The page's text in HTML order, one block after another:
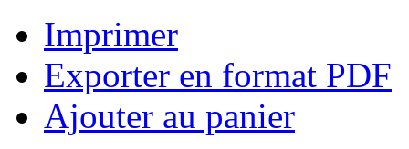
Imprimer
Exporter en format PDF
Ajouter au panier